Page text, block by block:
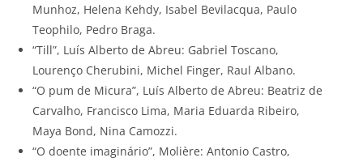
Munhoz, Helena Kehdy, Isabel Bevilacqua, Paulo
Teophilo, Pedro Braga.
“Till”, Luís Alberto de Abreu: Gabriel Toscano,
Lourenço Cherubini, Michel Finger, Raul Albano.
“O pum de Micura”, Luís Alberto de Abreu: Beatriz de
Carvalho, Francisco Lima, Maria Eduarda Ribeiro,
Maya Bond, Nina Camozzi.
“O doente imaginário”, Molière: Antonio Castro,